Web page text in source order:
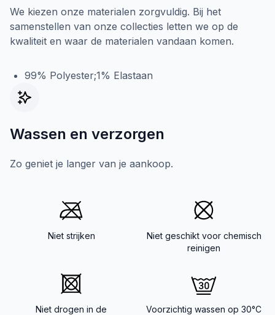
We kiezen onze materialen zorgvuldig. Bij het
samenstellen van onze collecties letten we op de
kwaliteit en waar de materialen vandaan komen.
99% Polyester;1% Elastaan
Wassen en verzorgen
Zo geniet je langer van je aankoop.
Niet strijken
Niet geschikt voor chemisch
reinigen
Niet drogen in de
Voorzichtig wassen op 30°C